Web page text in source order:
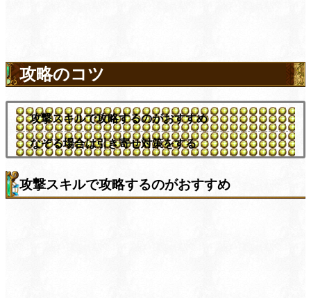
攻略のコツ
攻撃スキルで攻略するのがおすすめ
なぞる場合は引き寄せ対策をする
攻撃スキルで攻略するのがおすすめ